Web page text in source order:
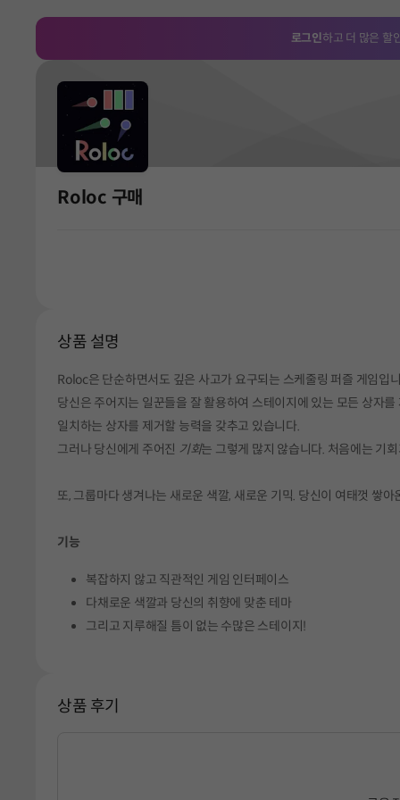
로그인하고 더 많은 할
Roloc 구매
상품 설명
Roloc은 단순하면서도 깊은 사고가 요구되는 스케줄링 퍼즐 게임입
당신은 주어지는 일꾼들을 잘 활용하여 스테이지에 있는 모든 상자
일치하는 상자를 제거할 능력을 갖추고 있습니다.
그러나 당신에게 주어진 기회는 그렇게 많지 않습니다. 처음에는 기
또, 그룹마다 생겨나는 새로운 색깔, 새로운 기믹. 당신이 여태껏 쌓아
기능
복잡하지 않고 직관적인 게임 인터페이스
다채로운 색깔과 당신의 취향에 맞춘 테마
그리고 지루해질 틈이 없는 수많은 스테이지!
상품 후기